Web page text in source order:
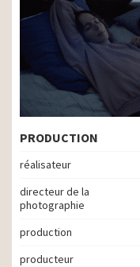
PRODUCTION
réalisateur
directeur de la
photographie
production
producteur